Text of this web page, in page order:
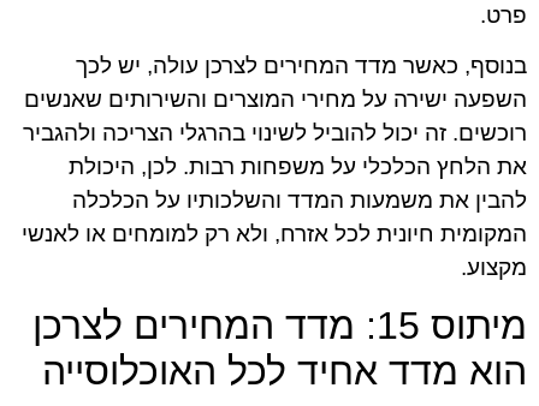
פרט.
בנוסף, כאשר מדד המחירים לצרכן עולה, יש לכך
השפעה ישירה על מחירי המוצרים והשירותים שאנשים
רוכשים. זה יכול להוביל לשינוי בהרגלי הצריכה ולהגביר
את הלחץ הכלכלי על משפחות רבות. לכן, היכולת
להבין את משמעות המדד והשלכותיו על הכלכלה
המקומית חיונית לכל אזרח, ולא רק למומחים או לאנשי
מקצוע.
מיתוס 15: מדד המחירים לצרכן
הוא מדד אחיד לכל האוכלוסייה